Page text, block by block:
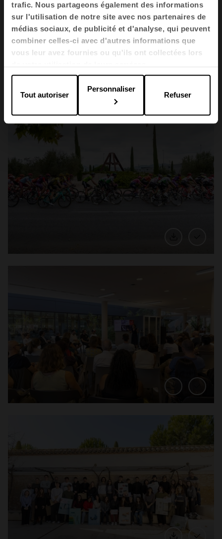
trafic. Nous partageons également des informations
sur l'utilisation de notre site avec nos partenaires de
médias sociaux, de publicité et d'analyse, qui peuvent
combiner celles-ci avec d'autres informations que
vous leur avez fournies ou qu'ils ont collectées lors
Tout autoriser
Personnaliser
Refuser